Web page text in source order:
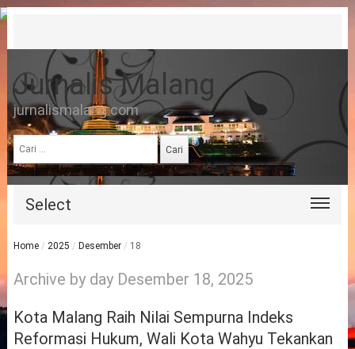
Jurnalis Malang
jurnalismalang.com
Cari
untuk:
Select
Home / 2025 / Desember / 18
Archive by day Desember 18, 2025
Kota Malang Raih Nilai Sempurna Indeks
Reformasi Hukum, Wali Kota Wahyu Tekankan